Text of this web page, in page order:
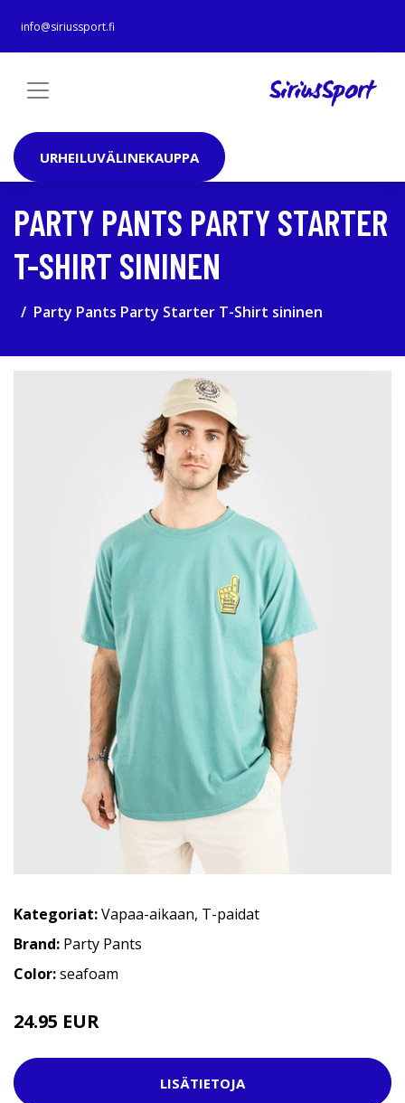
info@siriussport.fi
URHEILUVÄLINEKAUPPA
PARTY PANTS PARTY STARTER
T-SHIRT SININEN
Party Pants Party Starter T-Shirt sininen
Kategoriat:Vapaa-aikaan, T-paidat
Brand: Party Pants
Color:seafoam
24.95 EUR
LISÄTIETOJA